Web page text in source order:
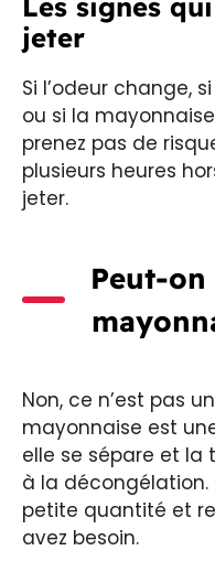
Les signes
jeter
Si l’odeur change,
ou si la
prenez pas de
plusieurs heures
jeter.
Peut-
Non, ce n’est pas
mayonnaise est
elle se sépare et la
à la décongélation.
petite quantité et
avez besoin.